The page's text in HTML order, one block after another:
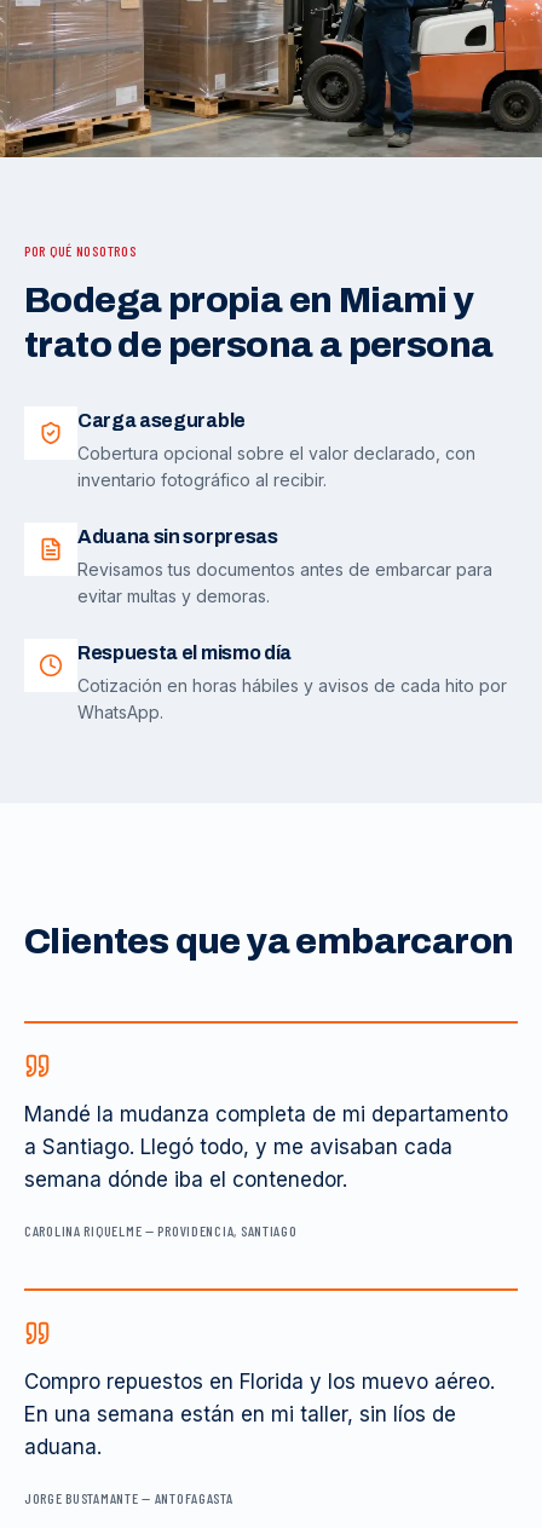
POR QUÉ NOSOTROS
Bodega propia en Miami y
trato de persona a persona
Carga asegurable
Cobertura opcional sobre el valor declarado, con
inventario fotográfico al recibir.
Aduana sin sorpresas
Revisamos tus documentos antes de embarcar para
evitar multas y demoras.
Respuesta el mismo día
Cotización en horas hábiles y avisos de cada hito por
WhatsApp.
Clientes que ya embarcaron
Mandé la mudanza completa de mi departamento
a Santiago. Llegó todo, y me avisaban cada
semana dónde iba el contenedor.
CAROLINA RIQUELME —PROVIDENCIA, SANTIAGO
Compro repuestos en Florida y los muevo aéreo.
En una semana están en mi taller, sin líos de
aduana.
JORGE BUSTAMANTE — ANTOFAGASTA